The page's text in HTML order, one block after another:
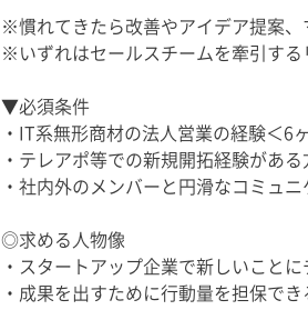
※慣れてきたら改善やアイデア提案、
※いずれはセールスチームを牽引する
▼必須条件
・IT系無形商材の法人営業の経験＜6
・テレアポ等での新規開拓経験がある
・社内外のメンバーと円滑なコミュ
◎求める人物像
・スタートアップ企業で新しいこと
・成果を出すために行動量を担保でき